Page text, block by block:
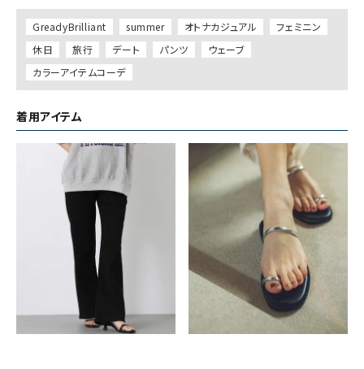
GreadyBrilliant summer オトナカジュアル
フェミニン
休日
旅行 デート パンツ
ウェーブ
カラーアイテムコーデ
着用アイテム